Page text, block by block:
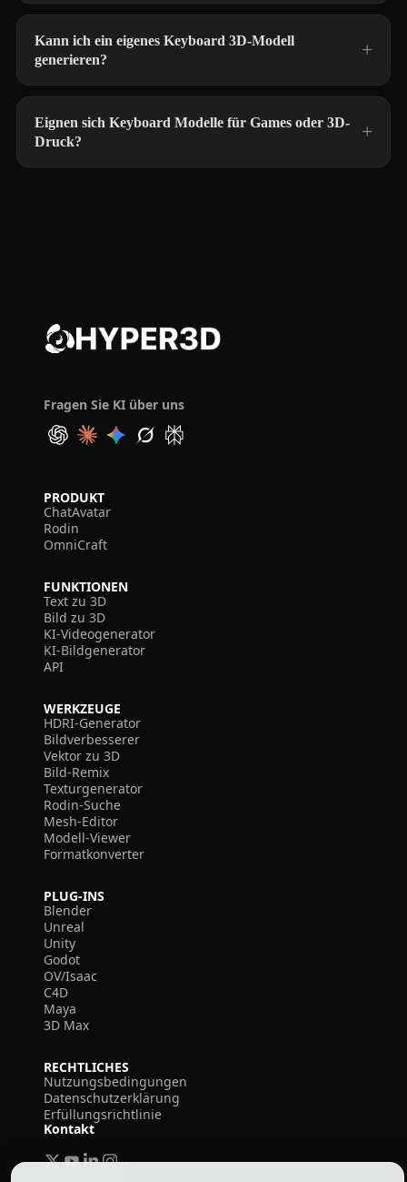
Kann ich ein eigenes Keyboard 3D-Modell
generieren?
Eignen sich Keyboard Modelle für Games oder 3D-
Druck?
Fragen Sie KI über uns
PRODUKT
ChatAvatar
Rodin
OmniCraft
FUNKTIONEN
Text zu 3D
Bild zu 3D
KI-Videogenerator
KI-Bildgenerator
API
WERKZEUGE
HDRI-Generator
Bildverbesserer
Vektor zu 3D
Bild-Remix
Texturgenerator
Rodin-Suche
Mesh-Editor
Modell-Viewer
Formatkonverter
PLUG-INS
Blender
Unreal
Unity
Godot
OV/Isaac
C4D
Maya
3D Max
RECHTLICHES
Nutzungsbedingungen
Datenschutzerklärung
Erfüllungsrichtlinie
Kontakt